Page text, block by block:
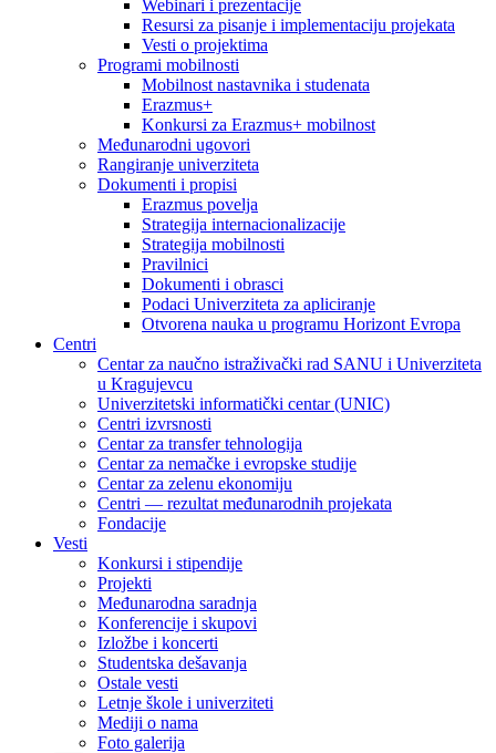
Webinari i prezentacije
Resursi za pisanje i implementaciju projekata
Vesti o projektima
Programi mobilnosti
Mobilnost nastavnika i studenata
Erazmus+
Konkursi za Erazmus+ mobilnost
Međunarodni ugovori
Rangiranje univerziteta
Dokumenti i propisi
Erazmus povelja
Strategija internacionalizacije
Strategija mobilnosti
Pravilnici
Dokumenti i obrasci
Podaci Univerziteta za apliciranje
Otvorena nauka u programu Horizont Evropa
Centri
Centar za naučno istraživački rad SANU i Univerziteta
u Kragujevcu
Univerzitetski informatički centar (UNIC)
Centri izvrsnosti
Centar za transfer tehnologija
Centar za nemačke i evropske studije
Centar za zelenu ekonomiju
Centri — rezultat međunarodnih projekata
Fondacije
Vesti
Konkursi i stipendije
Projekti
Međunarodna saradnja
Konferencije i skupovi
Izložbe i koncerti
Studentska dešavanja
Ostale vesti
Letnje škole i univerziteti
Mediji o nama
Foto galerija